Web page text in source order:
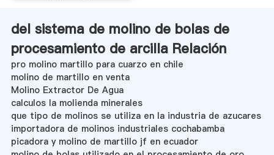
del sistema de molino de bolas de
procesamiento de arcilla Relación
pro molino martillo para cuarzo en chile
molino de martillo en venta
Molino Extractor De Agua
calculos la molienda minerales
que tipo de molinos se utiliza en la industria de azucares
importadora de molinos industriales cochabamba
picadora y molino de martillo jf en ecuador